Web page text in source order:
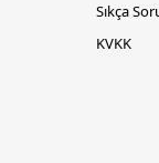
Sıkça
KVKK